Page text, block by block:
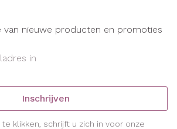
van nieuwe producten en promoties
Inschrijven
klikken, schrijft u zich in voor onze